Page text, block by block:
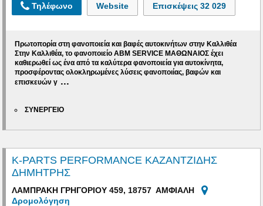
Τηλέφωνο Website Επισκέψεις32 029
Πρωτοπορία στη φανοποιεία και βαφές αυτοκινήτων στην Καλλιθέα
ΣτηνΚαλλιθέα,το φανοποιείο ABM SERVICE ΜΑΘΩΝΑΙΟΣ έχει
καθιερωθεί ως ένα από τα καλύτερα φανοποιεία για αυτοκίνητα,
προσφέροντας ολοκληρωμένες λύσεις φανοποιίας, βαφών και
επισκευών γ ...
ΣΥΝΕΡΓΕΙΟ
K-PARTS PERFORMANCE ΚΑΖΑΝΤΖΙΔΗΣ
ΔΗΜΗΤΡΗΣ
ΛΑΜΠΡΑΚΗ ΓΡΗΓΟΡΙΟΥ 459, 18757 ΑΜΦΙΑΛΗ
Δρομολόγηση